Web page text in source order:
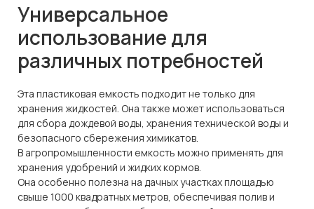
Универсальное
использование для
различных потребностей
Эта пластиковая емкость подходит не только для
хранения жидкостей. Она также может использоваться
для сбора дождевой воды, хранения технической воды и
безопасного сбережения химикатов.
В агропромышленности емкость можно применять для
хранения удобрений и жидких кормов.
Она особенно полезна на дачных участках площадью
свыше 1000 квадратных метров, обеспечивая полив и